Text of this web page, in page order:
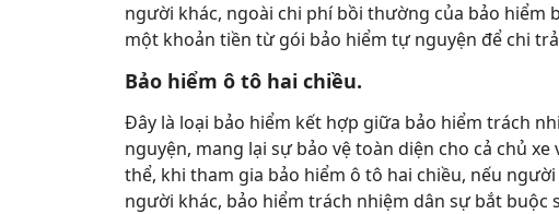
người khác, ngoài chi phí bồi thường của bảo
một khoản tiền từ gói bảo hiểm tự nguyện để chi
Bảo hiểm ô tô hai chiều.
Đây là loại bảo hiểm kết hợp giữa bảo hiểm trách
nguyện, mang lại sự bảo vệ toàn diện cho cả chủ
thể, khi tham gia bảo hiểm ô tô hai chiều, nếu
người khác, bảo hiểm trách nhiệm dân sự bắt